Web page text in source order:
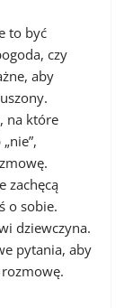
to być
czy
aby
na które
zachęcą
o sobie.
dziewczyna.
pytania, aby